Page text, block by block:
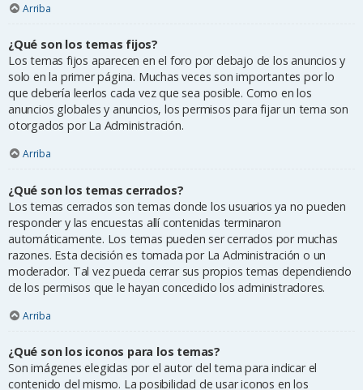
Arriba
¿Qué son los temas fijos?
Los temas fijos aparecen en el foro por debajo de los anuncios y
solo en la primer página. Muchas veces son importantes por lo
que debería leerlos cada vez que sea posible. Como en los
anuncios globales y anuncios, los permisos para fijar un tema son
otorgados por La Administración.
Arriba
¿Qué son los temas cerrados?
Los temas cerrados son temas donde los usuarios ya no pueden
responder y las encuestas allí contenidas terminaron
automáticamente. Los temas pueden ser cerrados por muchas
razones. Esta decisión es tomada por La Administración o un
moderador. Tal vez pueda cerrar sus propios temas dependiendo
de los permisos que le hayan concedido los administradores.
Arriba
¿Qué son los iconos para los temas?
Son imágenes elegidas por el autor del tema para indicar el
contenido del mismo. La posibilidad de usar iconos en los